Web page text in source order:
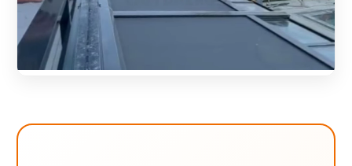
Çekya
Diyarbakır
Eching